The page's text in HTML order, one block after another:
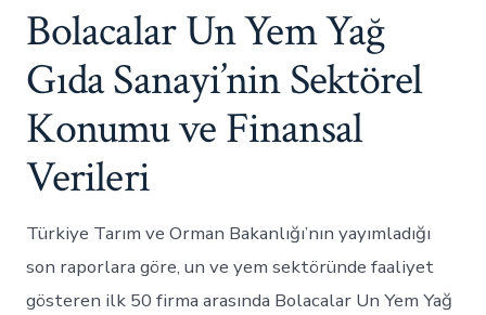
Bolacalar Un Yem Yağ
Gıda Sanayi’nin Sektörel
Konumu ve Finansal
Verileri
Türkiye Tarım ve Orman Bakanlığı’nın yayımladığı
son raporlara göre, un ve yem sektöründe faaliyet
gösteren ilk 50 firma arasında Bolacalar Un Yem Yağ